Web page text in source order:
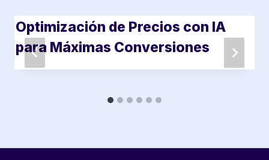
Optimización de Precios con IA
para Máximas Conversiones